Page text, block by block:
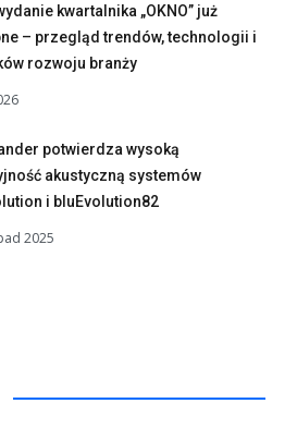
kwartalnika „OKNO” już
– przegląd trendów, technologii i
rozwoju branży
potwierdza wysoką
akustyczną systemów
i bluEvolution82
2025